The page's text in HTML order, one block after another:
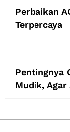
Perbaikan
Terpercaya
Pentingnya
Mudik, Agar